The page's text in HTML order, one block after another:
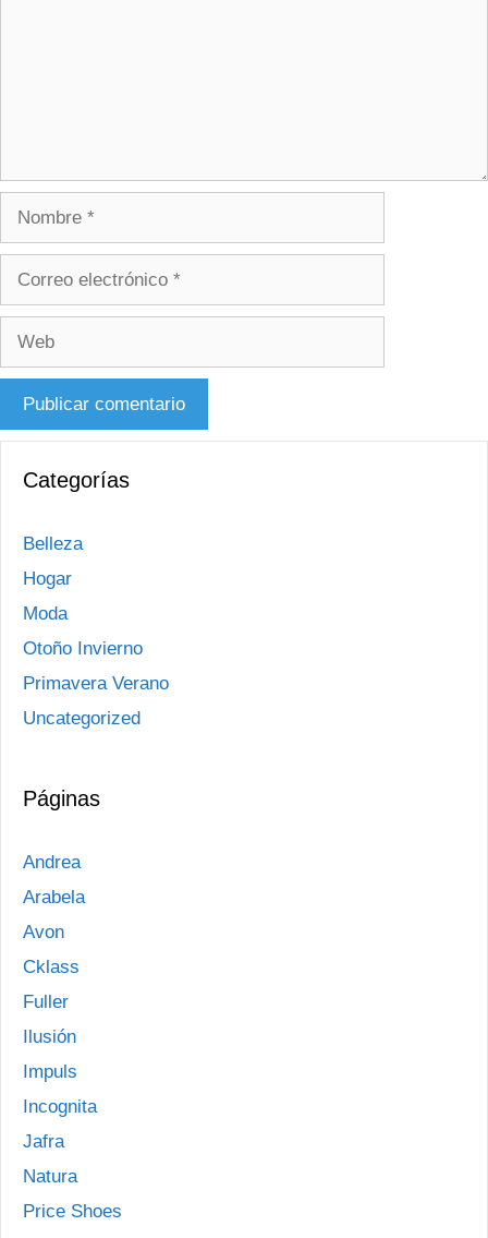
Nombre
Correo
Web
Categorías
Belleza
Hogar
Moda
Otoño Invierno
Primavera Verano
Uncategorized
Páginas
Andrea
Arabela
Avon
Cklass
Fuller
Ilusión
Impuls
Incognita
Jafra
Natura
Price Shoes